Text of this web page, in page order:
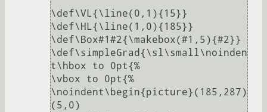
\def\VL{\line(0,1){15}}
\def\HL{\line(1,0){185}}
\def\Box#1#2{\makebox(#1,5){#2}}
\def\simpleGrad{\sl\small\noinden
t\hbox to 0pt{%
\vbox to 0pt{%
\noindent\begin{picture}(185,287)
(5,0)